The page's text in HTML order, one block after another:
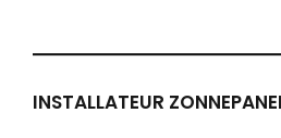
INSTALLATEUR